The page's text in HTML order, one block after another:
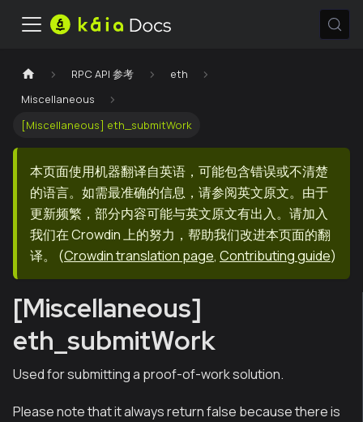
RPC API 参考
eth
Miscellaneous
[Miscellaneous] eth_submitWork
本页面使用机器翻译自英语，可能包含错误或不清楚
的语言。如需最准确的信息，请参阅英文原文。由于
更新频繁，部分内容可能与英文原文有出入。请加入
我们在 Crowdin 上的努力，帮助我们改进本页面的翻
译。
(Crowdin translation page, Contributing guide)
[Miscellaneous]
eth_submitWork
Used for submitting a proof-of-work solution.
Please note that it always return false because there is